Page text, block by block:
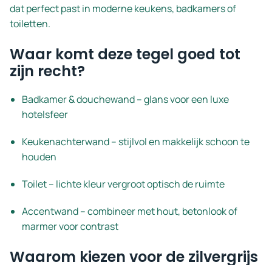
dat perfect past in moderne keukens, badkamers of
toiletten.
Waar komt deze tegel goed tot
zijn recht?
Badkamer & douchewand – glans voor een luxe
hotelsfeer
Keukenachterwand – stijlvol en makkelijk schoon te
houden
Toilet – lichte kleur vergroot optisch de ruimte
Accentwand – combineer met hout, betonlook of
marmer voor contrast
Waarom kiezen voor de zilvergrijs